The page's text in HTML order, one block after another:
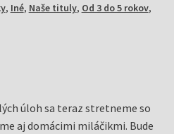
, Iné, Naše tituly, Od 3 do 5 rokov,
úloh sa teraz stretneme so
aj domácimi miláčikmi. Bude